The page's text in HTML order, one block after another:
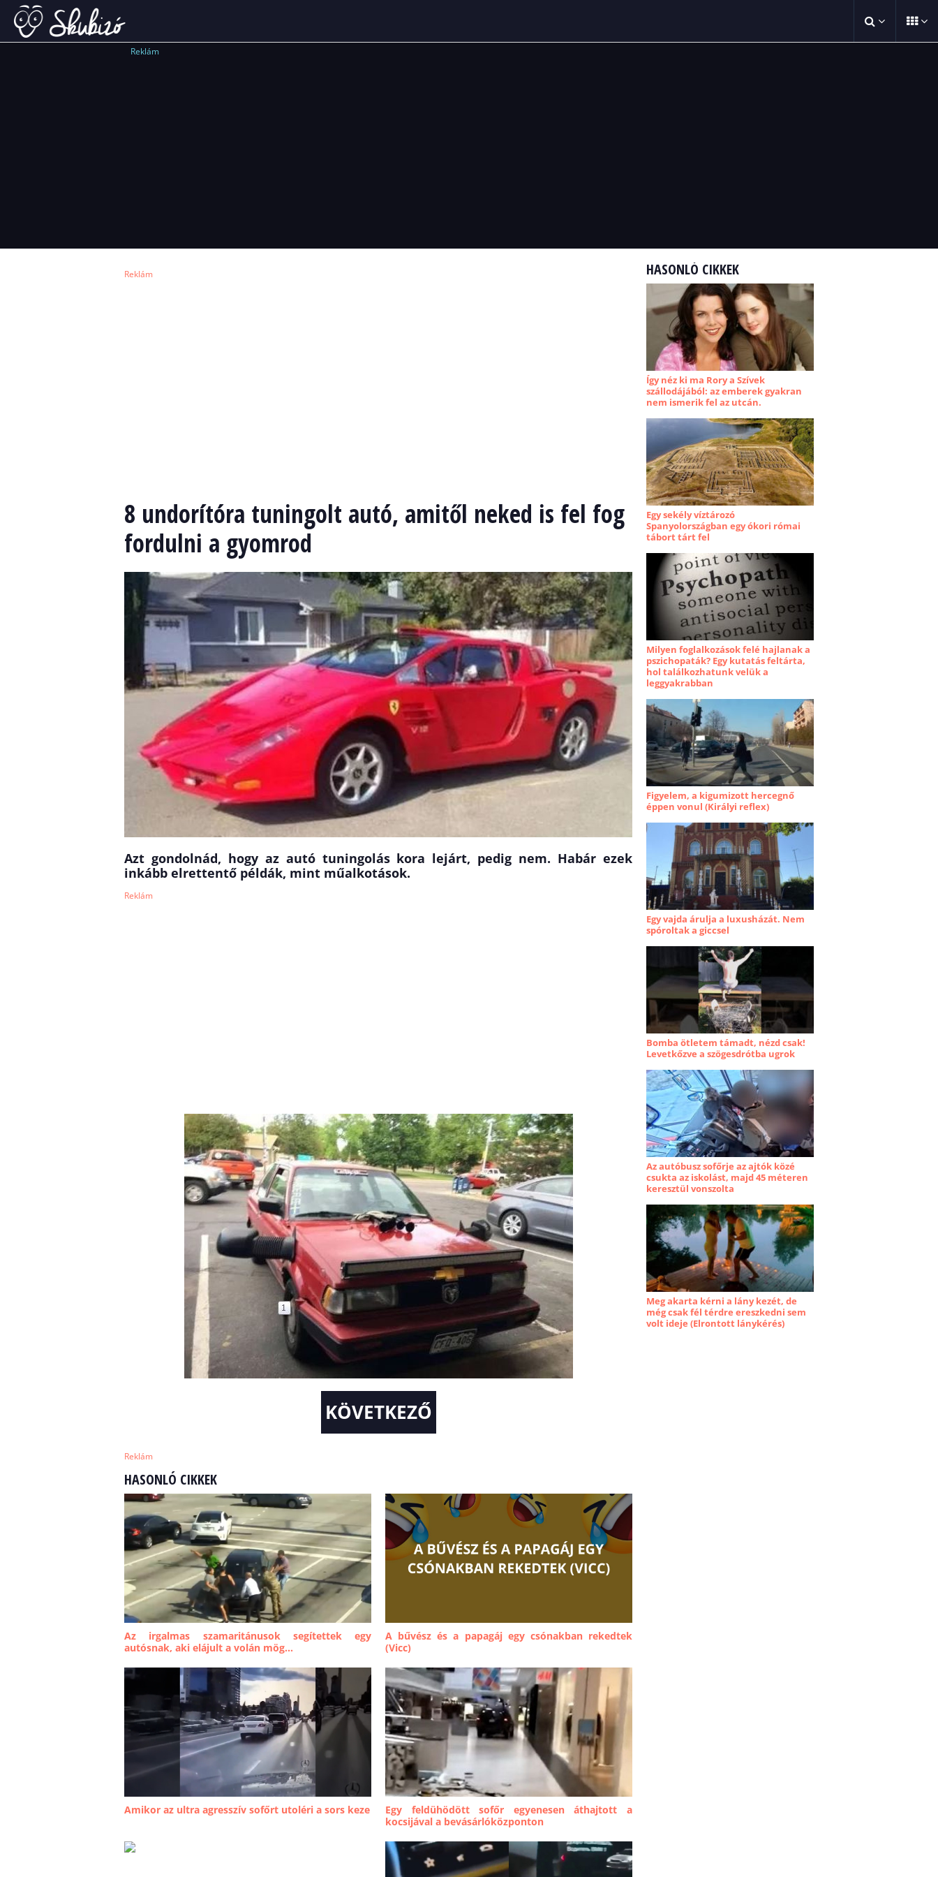
Reklám
Reklám
8 undorítóra tuningolt autó, amitől neked is fel fog
fordulni a gyomrod
Azt gondolnád, hogy az autó tuningolás kora lejárt, pedig nem. Habár ezek
inkább elrettentő példák, mint műalkotások.
Reklám
KÖVETKEZŐ
Reklám
HASONLÓ CIKKEK
Az irgalmas szamaritánusok segítettek egy
autósnak, aki elájult a volán mög...
A bűvész és a papagáj egy csónakban rekedtek
(Vicc)
Amikor az ultra agresszív sofőrt utoléri a sors keze
Egy feldühödött sofőr egyenesen áthajtott a
kocsijával a bevásárlóközponton
HASONLÓ CIKKEK
Így néz ki ma Rory a Szívek
szállodájából: az emberek gyakran
nem ismerik fel az utcán.
Egy sekély víztározó
Spanyolországban egy ókori római
tábort tárt fel
Milyen foglalkozások felé hajlanak a
pszichopaták? Egy kutatás feltárta,
hol találkozhatunk velük a
leggyakrabban
Figyelem, a kigumizott hercegnő
éppen vonul (Királyi reflex)
Egy vajda árulja a luxusházát. Nem
spóroltak a giccsel
Bomba ötletem támadt, nézd csak!
Levetkőzve a szögesdrótba ugrok
Az autóbusz sofőrje az ajtók közé
csukta az iskolást, majd 45 méteren
keresztül vonszolta
Meg akarta kérni a lány kezét, de
még csak fél térdre ereszkedni sem
volt ideje (Elrontott lánykérés)